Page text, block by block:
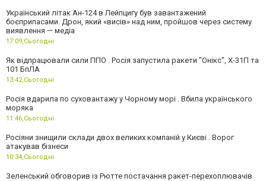
Український літак Ан-124 в Лейпцигу був завантажений
боєприпасами. Дрон, який «висів» над ним, пройшов через систему
виявлення — медіа
17:09,Сьогодні
Як відпрацювали сили ППО . Росія запустила ракети "Онікс", Х-31П та
101 БпЛА
13:42,Сьогодні
Росія вдарила по суховантажу у Чорному морі . Вбила українського
моряка
11:46,Сьогодні
Росіяни знищили склади двох великих компаній у Києві . Ворог
атакував бізнеси
10:34,Сьогодні
Зеленський обговорив із Рютте постачання ракет-перехоплювачів